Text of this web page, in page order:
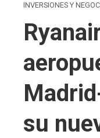
INVERSIONES Y
su